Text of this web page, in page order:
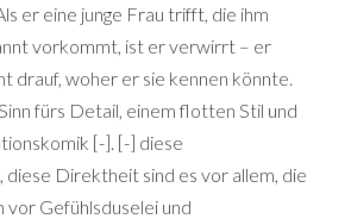
er eine junge Frau trifft, die ihm
vorkommt, ist er verwirrt – er
drauf, woher er sie kennen könnte.
fürs Detail, einem flotten Stil und
[-]. [-] diese
Direktheit sind es vor allem, die
vor Gefühlsduselei und